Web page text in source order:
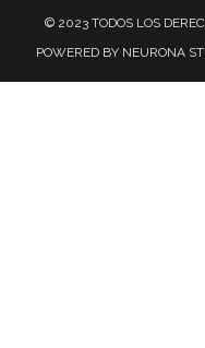
© 2023 TODOS LOS
POWERED BY NEURONA